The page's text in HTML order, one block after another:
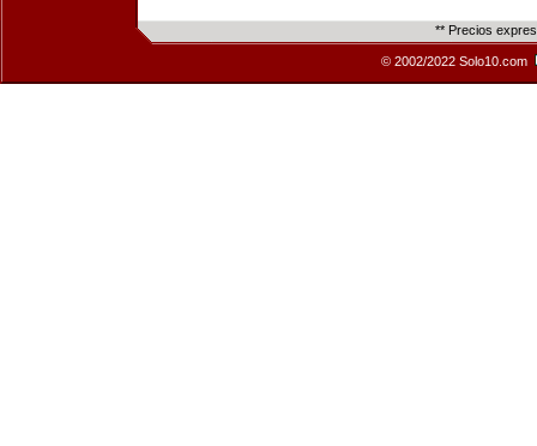
** Precios
© 2002/2022 Solo10.com